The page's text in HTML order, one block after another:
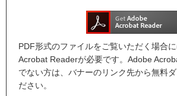
PDF形式のファイルをご覧いただく場合
Acrobat Readerが必要です。Adobe
でない方は、バナーのリンク先から無料
ださい。